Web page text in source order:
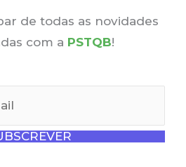
de todas as novidades
com a PSTQB!